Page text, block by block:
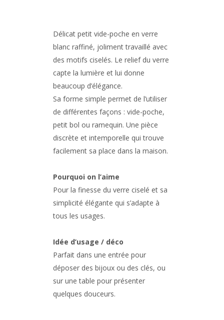
Délicat petit vide-poche en verre
blanc raffiné, joliment travaillé avec
des motifs ciselés. Le relief du verre
capte la lumière et lui donne
beaucoup d’élégance.
Sa forme simple permet de l’utiliser
de différentes façons : vide-poche,
petit bol ou ramequin. Une pièce
discrète et intemporelle qui trouve
facilement sa place dans la maison.
Pourquoi on l’aime
Pour la finesse du verre ciselé et sa
simplicité élégante qui s’adapte à
tous les usages.
Idée d’usage / déco
Parfait dans une entrée pour
déposer des bijoux ou des clés, ou
sur une table pour présenter
quelques douceurs.